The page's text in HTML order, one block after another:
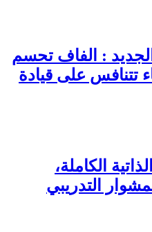
: الفاف تحسم
النهائية و3 أسماء تتنافس على قيادة
الكاملة،
التدريبي